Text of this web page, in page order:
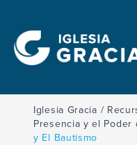
Iglesia Gracia /
Presencia y el Poder
y El Bautismo